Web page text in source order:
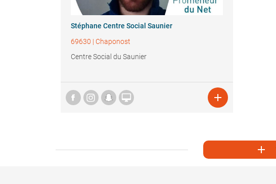
Stéphane Centre Social Saunier
69630 | Chaponost
Centre Social du Saunier
 
